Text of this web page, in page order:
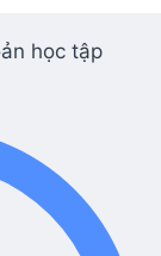
học tập